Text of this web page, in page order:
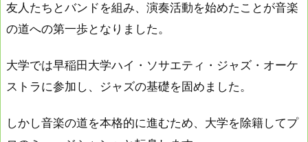
友人たちとバンドを組み、演奏活動を始めたことが音楽
の道への第一歩となりました。
大学では早稲田大学ハイ・ソサエティ・ジャズ・オーケ
ストラに参加し、ジャズの基礎を固めました。
しかし音楽の道を本格的に進むため、大学を除籍してプ